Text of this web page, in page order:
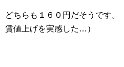
どちらも１６０円だそうです。
賃値上げを実感した…）